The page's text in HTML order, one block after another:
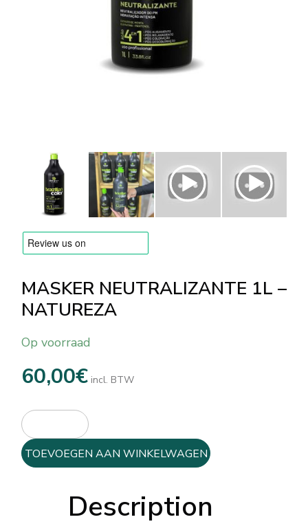
Levering en Betaling
Beoordelingen
MASKER NEUTRALIZANTE 1L –
NATUREZA
Op voorraad
60,00€ incl. BTW
TOEVOEGEN AAN WINKELWAGEN
Description